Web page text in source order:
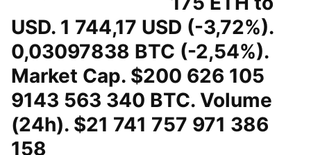
USD. 1 744,17 USD (-3,72%).
0,03097838 BTC (-2,54%).
Market Cap. $200 626 105
9143 563 340 BTC. Volume
(24h). $21 741 757 971 386
158